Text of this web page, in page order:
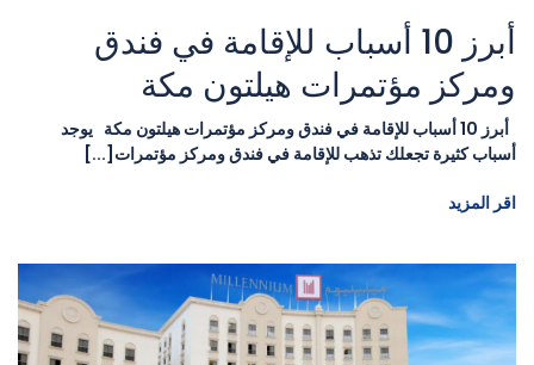
أبرز 10 أسباب للإقامة في فندق
ومركز مؤتمرات هيلتون مكة
أبرز 10 أسباب للإقامة في فندق ومركز مؤتمرات هيلتون مكة يوجد
أسباب كثيرة تجعلك تذهب للإقامة في فندق ومركز مؤتمرات[...]
اقر المزيد